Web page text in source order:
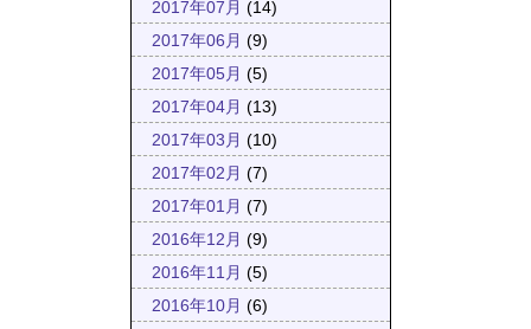
2017年07月 (14)
2017年06月 (9)
2017年05月 (5)
2017年04月 (13)
2017年03月 (10)
2017年02月 (7)
2017年01月 (7)
2016年12月 (9)
2016年11月 (5)
2016年10月 (6)